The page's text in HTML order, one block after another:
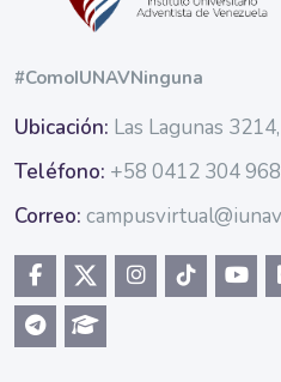
#ComoIUNAVNinguna
Ubicación: Las Lagunas
Teléfono: +58 0412 304
Correo: